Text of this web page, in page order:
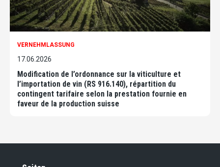
VERNEHMLASSUNG
17.06.2026
Modification de l’ordonnance sur la viticulture et
l’importation de vin (RS 916.140), répartition du
contingent tarifaire selon la prestation fournie en
faveur de la production suisse